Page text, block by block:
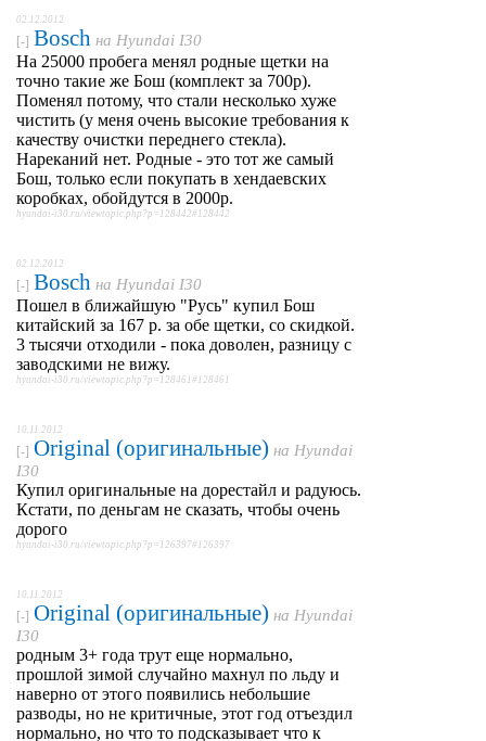
02.12.2012
[-] Bosch на Hyundai I30
На 25000 пробега менял родные щетки на
точно такие же Бош (комплект за 700р).
Поменял потому, что стали несколько хуже
чистить (у меня очень высокие требования к
качеству очистки переднего стекла).
Нареканий нет. Родные - это тот же самый
Бош, только если покупать в хендаевских
коробках, обойдутся в 2000р.
hyundai-i30.ru/viewtopic.php?p=128442#128442
02.12.2012
[-] Bosch на Hyundai I30
Пошел в ближайшую "Русь" купил Бош
китайский за 167 р. за обе щетки, со скидкой.
3 тысячи отходили - пока доволен, разницу с
заводскими не вижу.
hyundai-i30.ru/viewtopic.php?p=128461#128461
10.11.2012
[-] Original (оригинальные) на Hyundai
I30
Купил оригинальные на дорестайл и радуюсь.
Кстати, по деньгам не сказать, чтобы очень
дорого
hyundai-i30.ru/viewtopic.php?p=126397#126397
10.11.2012
[-] Original (оригинальные) на Hyundai
I30
родным 3+ года трут еще нормально,
прошлой зимой случайно махнул по льду и
наверно от этого появились небольшие
разводы, но не критичные, этот год отъездил
нормально, но что то подсказывает что к